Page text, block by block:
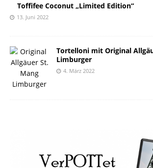
Toffifee Coconut „Limited Edition“
13. Juni 2022
Tortelloni mit Original
Limburger
4. März 2022